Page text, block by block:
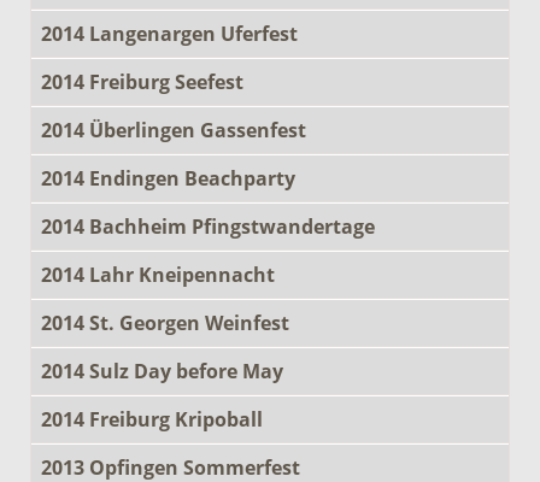
2014 Langenargen Uferfest
2014 Freiburg Seefest
2014 Überlingen Gassenfest
2014 Endingen Beachparty
2014 Bachheim Pfingstwandertage
2014 Lahr Kneipennacht
2014 St. Georgen Weinfest
2014 Sulz Day before May
2014 Freiburg Kripoball
2013 Opfingen Sommerfest